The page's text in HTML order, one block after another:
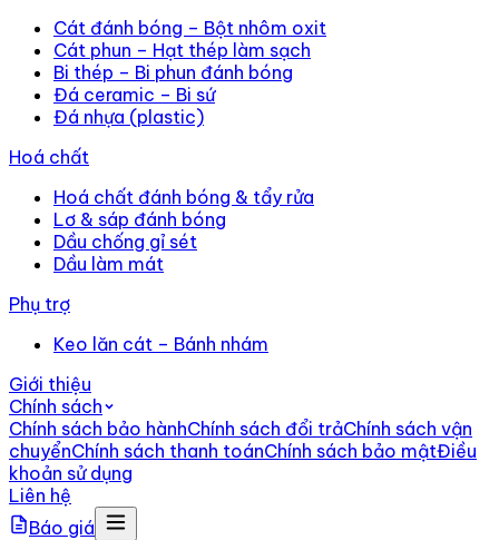
Cát đánh bóng – Bột nhôm oxit
Cát phun – Hạt thép làm sạch
Bi thép – Bi phun đánh bóng
Đá ceramic – Bi sứ
Đá nhựa (plastic)
Hoá chất
Hoá chất đánh bóng & tẩy rửa
Lơ & sáp đánh bóng
Dầu chống gỉ sét
Dầu làm mát
Phụ trợ
Keo lăn cát – Bánh nhám
Giới thiệu
Chính sách
Chính sách bảo hànhChính sách đổi trảChính sách vận
chuyểnChính sách thanh toánChính sách bảo mậtĐiều
khoản sử dụng
Liên hệ
Báo giá